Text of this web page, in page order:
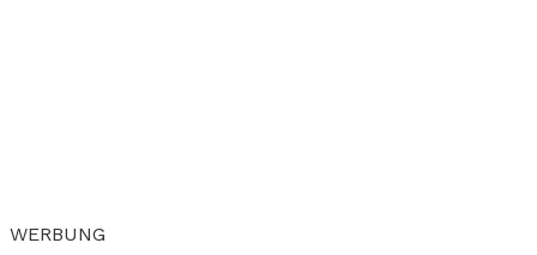
WERBUNG